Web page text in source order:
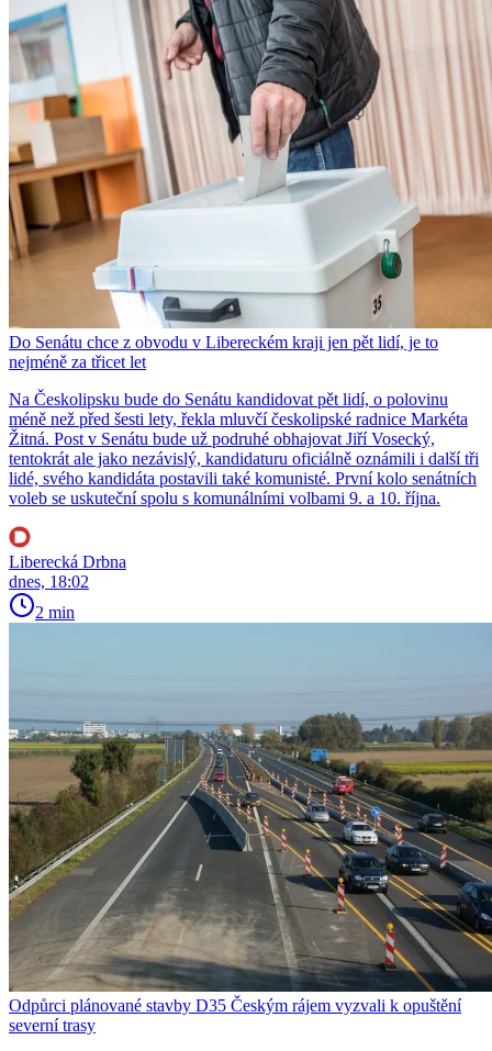
Do Senátu chce z obvodu v Libereckém kraji jen pět lidí, je to
nejméně za třicet let
Na Českolipsku bude do Senátu kandidovat pět lidí, o polovinu
méně než před šesti lety, řekla mluvčí českolipské radnice Markéta
Žitná. Post v Senátu bude už podruhé obhajovat Jiří Vosecký,
tentokrát ale jako nezávislý, kandidaturu oficiálně oznámili i další tři
lidé, svého kandidáta postavili také komunisté. První kolo senátních
voleb se uskuteční spolu s komunálními volbami 9. a 10. října.
Liberecká Drbna
dnes, 18:02
2 min
Odpůrci plánované stavby D35 Českým rájem vyzvali k opuštění
severní trasy